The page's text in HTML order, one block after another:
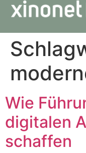
Wie
digitalen
schaffen